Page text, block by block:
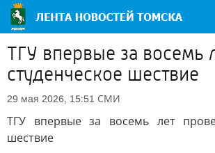
ТГУ впервые за восемь
студенческое шествие
29 мая 2026, 15:51 СМИ
ТГУ впервые за восемь лет
шествие